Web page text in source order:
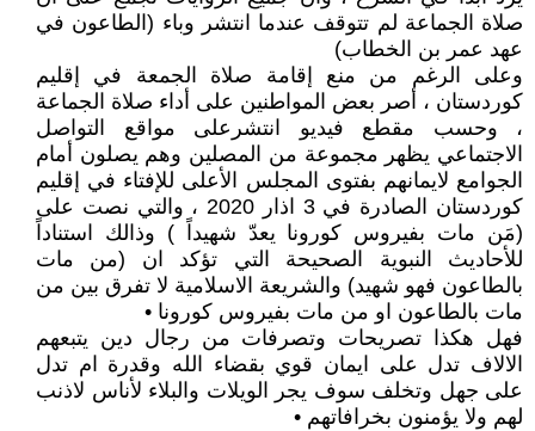
صلاة الجماعة لم تتوقف عندما انتشر وباء (الطاعون في
عهد عمر بن الخطاب)
وعلى الرغم من منع إقامة صلاة الجمعة في إقليم
كوردستان ، أصر بعض المواطنين على أداء صلاة الجماعة
، وحسب مقطع فيديو انتشرعلى مواقع التواصل
الاجتماعي يظهر مجموعة من المصلين وهم يصلون أمام
الجوامع لايمانهم بفتوى المجلس الأعلى للإفتاء في إقليم
كوردستان الصادرة في 3 اذار 2020 ، والتي نصت على
(مَن مات بفيروس كورونا يعدّ شهيداً ) وذالك استناداً
للأحاديث النبوية الصحيحة التي تؤكد ان (من مات
بالطاعون فهو شهيد) والشريعة الاسلامية لا تفرق بين من
مات بالطاعون او من مات بفيروس كورونا •
فهل هكذا تصريحات وتصرفات من رجال دين يتبعهم
الالاف تدل على ايمان قوي بقضاء الله وقدرة ام تدل
على جهل وتخلف سوف يجر الويلات والبلاء لأناس لاذنب
لهم ولا يؤمنون بخرافاتهم •